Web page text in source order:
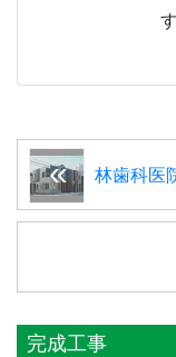
林歯科医
完成工事